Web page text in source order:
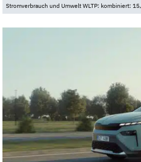
Stromverbrauch und Umwelt WLTP: kombiniert: